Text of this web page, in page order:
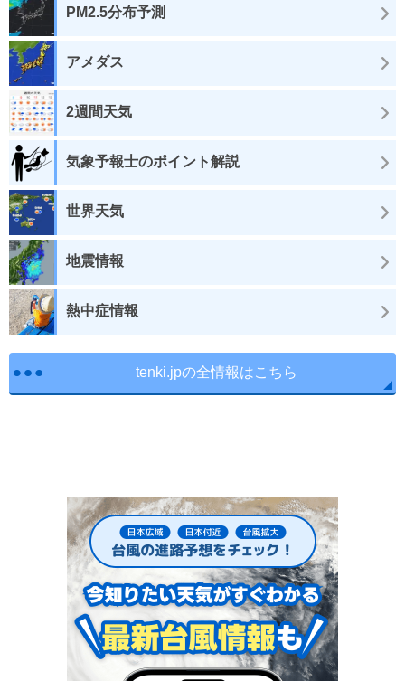
PM2.5分布予測
アメダス
2週間天気
気象予報士のポイント解説
世界天気
地震情報
熱中症情報
tenki.jpの全情報はこちら